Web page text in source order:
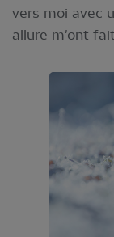
vers moi avec
allure m'ont